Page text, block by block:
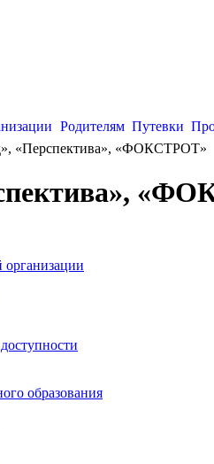
Родителям Путевки
«Перспектива», «ФОКСТРОТ»
организации
образования